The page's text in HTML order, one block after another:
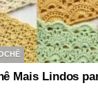
Mais Lindos